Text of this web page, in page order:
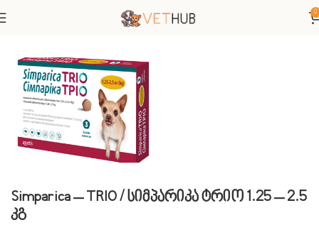
0
ვეტერინარული პრეპარატები
Simparica – TRIO / სიმპარიკა ტრიო 1.25 – 2.5
კგ